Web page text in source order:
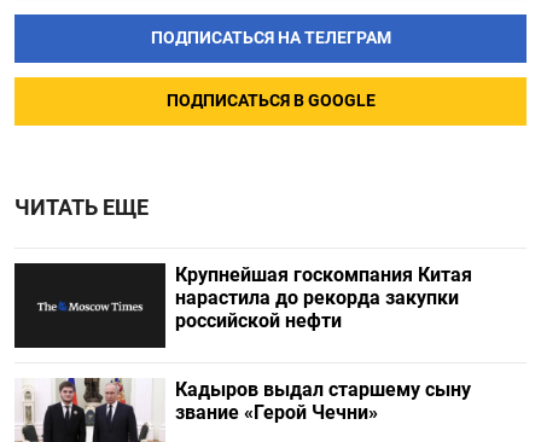
ПОДПИСАТЬСЯ НА ТЕЛЕГРАМ
ПОДПИСАТЬСЯ В GOOGLE
ЧИТАТЬ ЕЩЕ
Крупнейшая госкомпания Китая
нарастила до рекорда закупки
российской нефти
Кадыров выдал старшему сыну
звание «Герой Чечни»